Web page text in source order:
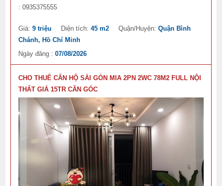
: 0935375555
Giá:9 triệu Diện tích:45 m2 Quận/Huyện:Quận Bình
Chánh, Hồ Chí Minh
Ngày đăng :07/08/2026
CHO THUÊ CĂN HỘ SÀI GÒN MIA 2PN 2WC 78M2 FULL NỘI
THẤT GIÁ 15TR CĂN GÓC